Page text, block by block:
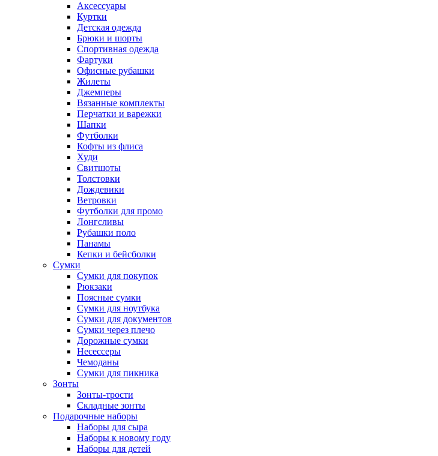
Аксессуары
Куртки
Детская одежда
Брюки и шорты
Спортивная одежда
Фартуки
Офисные рубашки
Жилеты
Джемперы
Вязанные комплекты
Перчатки и варежки
Шапки
Футболки
Кофты из флиса
Худи
Свитшоты
Толстовки
Дождевики
Ветровки
Футболки для промо
Лонгсливы
Рубашки поло
Панамы
Кепки и бейсболки
Сумки
Сумки для покупок
Рюкзаки
Поясные сумки
Сумки для ноутбука
Сумки для документов
Сумки через плечо
Дорожные сумки
Несессеры
Чемоданы
Сумки для пикника
Зонты
Зонты-трости
Складные зонты
Подарочные наборы
Наборы для сыра
Наборы к новому году
Наборы для детей